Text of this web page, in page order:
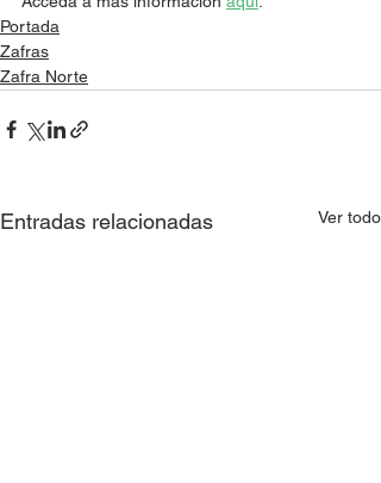
Portada
Zafras
Zafra Norte
Entradas relacionadas Ver todo